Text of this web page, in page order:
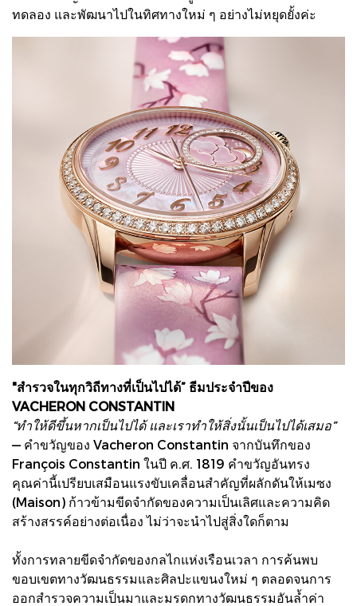
ทดลอง และพัฒนาไปในทิศทางใหม่ ๆ อย่างไม่หยุดยั้งค่ะ
"สำรวจในทุกวิถีทางที่เป็นไปได้” ธีมประจำปีของ
VACHERON CONSTANTIN
“ทำให้ดีขึ้นหากเป็นไปได้ และเราทำให้สิ่งนั้นเป็นไปได้เสมอ”
— คำขวัญของ Vacheron Constantin จากบันทึกของ
François Constantin ในปี ค.ศ. 1819 คำขวัญอันทรง
คุณค่านี้เปรียบเสมือนแรงขับเคลื่อนสำคัญที่ผลักดันให้เมซง
(Maison) ก้าวข้ามขีดจำกัดของความเป็นเลิศและความคิด
สร้างสรรค์อย่างต่อเนื่อง ไม่ว่าจะนำไปสู่สิ่งใดก็ตาม
ทั้งการทลายขีดจำกัดของกลไกแห่งเรือนเวลา การค้นพบ
ขอบเขตทางวัฒนธรรมและศิลปะแขนงใหม่ ๆ ตลอดจนการ
ออกสำรวจความเป็นมาและมรดกทางวัฒนธรรมอันล้ำค่า